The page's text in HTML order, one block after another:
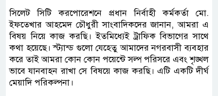
সিলেট সিটি করপোরেশনে প্রধান নির্বাহী কর্মকর্তা মো.
ইফতেখার আহমেদ চৌধুরী সাংবাদিকদের জানান, আমরা এ
বিষয় নিয়ে কাজ করছি। ইতমিধ্যেই ট্রাফিক বিভাগের সাথে
কথা হয়েছে। স্ট্যান্ড গুলো যেহেতু আমাদের নগরবাসী ব্যবহার
করে তাই আমরা কোন কোন পয়েন্টে সল্প পরিসরে এবং শৃঙ্খল
ভাবে যানবাহন রাখা সে বিষয়ে কাজ করছি। এটি একটি দীর্ঘ
মেয়াদি পরিকল্পনা।